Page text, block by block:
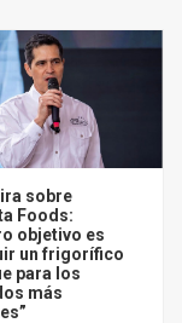
sobre
Foods:
objetivo es
un frigorífico
para los
más